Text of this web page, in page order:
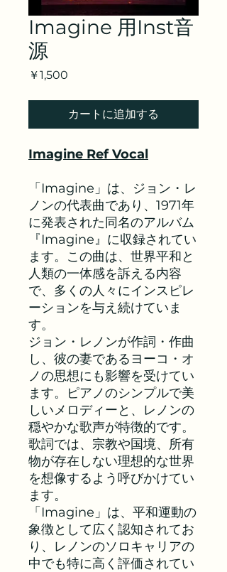
Imagine 用Inst音
源
￥1,500
カートに追加する
Imagine Ref Vocal
「Imagine」は、ジョン・レ
ノンの代表曲であり、1971年
に発表された同名のアルバム
『Imagine』に収録されてい
ます。この曲は、世界平和と
人類の一体感を訴える内容
で、多くの人々にインスピレ
ーションを与え続けていま
す。
ジョン・レノンが作詞・作曲
し、彼の妻であるヨーコ・オ
ノの思想にも影響を受けてい
ます。ピアノのシンプルで美
しいメロディーと、レノンの
穏やかな歌声が特徴的です。
歌詞では、宗教や国境、所有
物が存在しない理想的な世界
を想像するよう呼びかけてい
ます。
「Imagine」は、平和運動の
象徴として広く認知されてお
り、レノンのソロキャリアの
中でも特に高く評価されてい